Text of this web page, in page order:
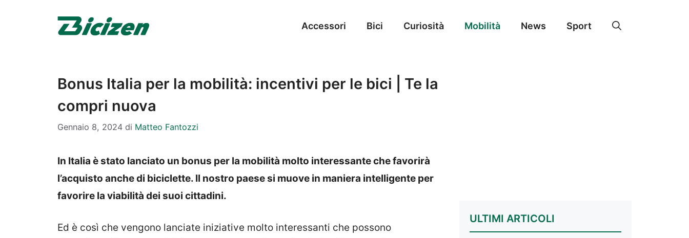
Accessori Bici Curiosità Mobilità News Sport
Bonus Italia per la mobilità: incentivi per le bici | Te la
compri nuova
Gennaio 8, 2024 di Matteo Fantozzi
In Italia è stato lanciato un bonus per la mobilità molto interessante che favorirà
l’acquisto anche di biciclette. Il nostro paese si muove in maniera intelligente per
favorire la viabilità dei suoi cittadini.
Ed è così che vengono lanciate iniziative molto interessanti che possono
ULTIMI ARTICOLI